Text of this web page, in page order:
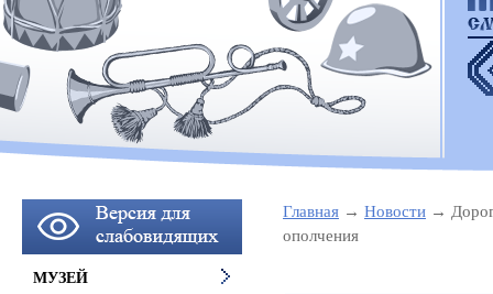
Главная Новости
ополчения
МУЗЕЙ